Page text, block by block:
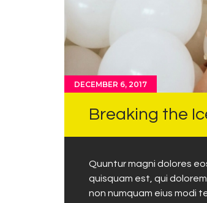
DECEMBER 6, 2017
Breaking the
Quuntur magni dolores
quisquam est, qui
non numquam eius modi